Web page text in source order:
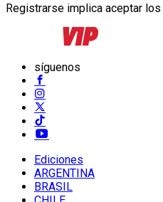
Registrarse implica aceptar los
síguenos
Ediciones
ARGENTINA
BRASIL